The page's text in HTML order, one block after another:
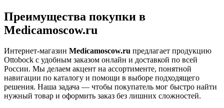
Преимущества покупки в
Medicamoscow.ru
Интернет-магазин Medicamoscow.ru предлагает продукцию
Ottobock с удобным заказом онлайн и доставкой по всей
России. Мы делаем акцент на ассортименте, понятной
навигации по каталогу и помощи в выборе подходящего
решения. Наша задача — чтобы покупатель мог быстро найти
нужный товар и оформить заказ без лишних сложностей.